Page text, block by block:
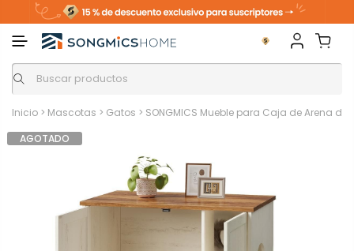
Inicio > Mascotas > Gatos > SONGMICS Mueble para Caja de Arena
AGOTADO